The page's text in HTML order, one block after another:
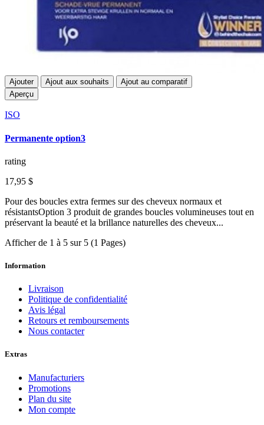
Ajouter Ajout aux souhaits
Ajout au comparatif
Aperçu
ISO
Permanente option3
rating
17,95 $
Pour des boucles extra fermes sur des cheveux normaux et
résistantsOption 3 produit de grandes boucles volumineuses tout en
préservant la beauté et la brillance naturelles des cheveux...
Afficher de 1 à 5 sur 5 (1 Pages)
Information
Livraison
Politique de confidentialité
Avis légal
Retours et remboursements
Nous contacter
Extras
Manufacturiers
Promotions
Plan du site
Mon compte